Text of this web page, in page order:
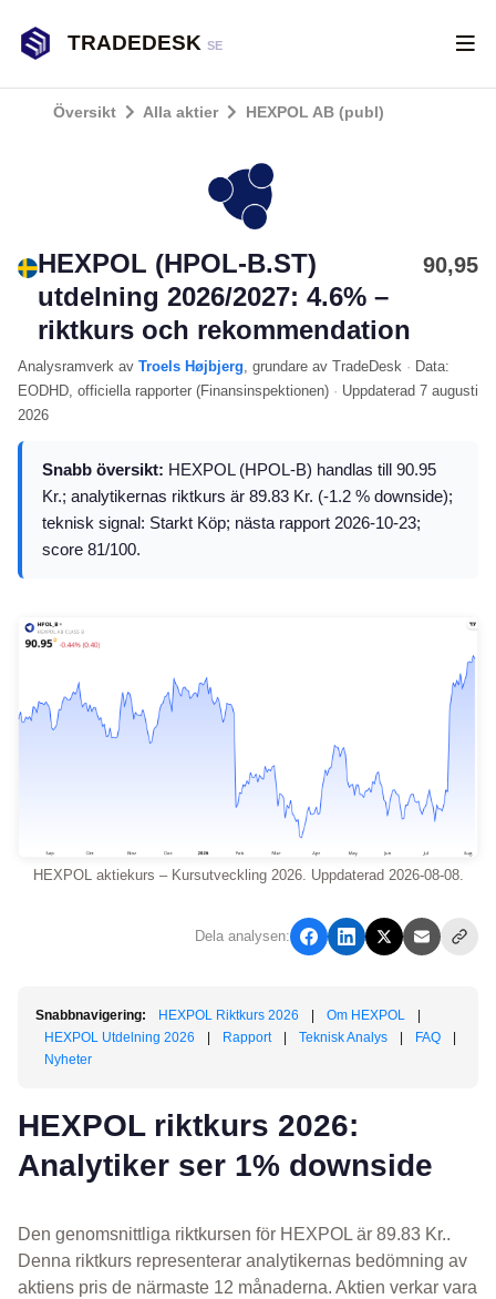
TRADEDESK SE
Översikt Alla aktier HEXPOL AB (publ)
HEXPOL (HPOL-B.ST)
utdelning 2026/2027: 4.6% –
riktkurs och rekommendation
90,95
Analysramverk av Troels Højbjerg, grundare av TradeDesk · Data:
EODHD, officiella rapporter (Finansinspektionen) · Uppdaterad 7 augusti
2026
Snabb översikt: HEXPOL (HPOL-B) handlas till 90.95
Kr.; analytikernas riktkurs är 89.83 Kr. (-1.2 % downside);
teknisk signal: Starkt Köp; nästa rapport 2026-10-23;
score 81/100.
HEXPOL aktiekurs – Kursutveckling 2026. Uppdaterad 2026-08-08.
Dela analysen:
Snabbnavigering: HEXPOL Riktkurs 2026 Om HEXPOL
HEXPOL Utdelning 2026
Rapport Teknisk Analys FAQ
Nyheter
HEXPOL riktkurs 2026:
Analytiker ser 1% downside
Den genomsnittliga riktkursen för HEXPOL är 89.83 Kr..
Denna riktkurs representerar analytikernas bedömning av
aktiens pris de närmaste 12 månaderna. Aktien verkar vara